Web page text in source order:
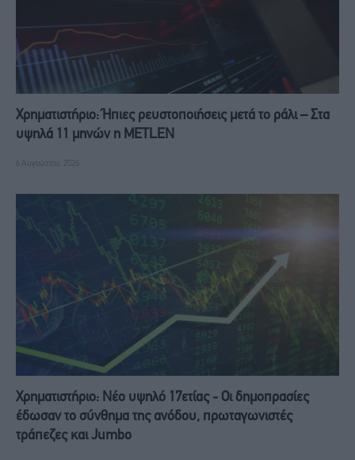
Χρηματιστήριο: Ήπιες ρευστοποιήσεις μετά το ράλι – Στα
υψηλά 11 μηνών η METLEN
6 Αυγούστου, 2026
Χρηματιστήριο: Νέο υψηλό 17ετίας - Οι δημοπρασίες
έδωσαν το σύνθημα της ανόδου, πρωταγωνιστές
τράπεζες και Jumbo